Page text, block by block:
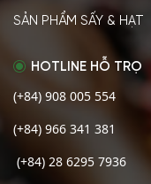
SẢN PHẨM SẤY & HẠT
HOTLINE HỖ TRỌ
(+84) 908 005 554
(+84) 966 341 381
(+84) 28 6295 7936